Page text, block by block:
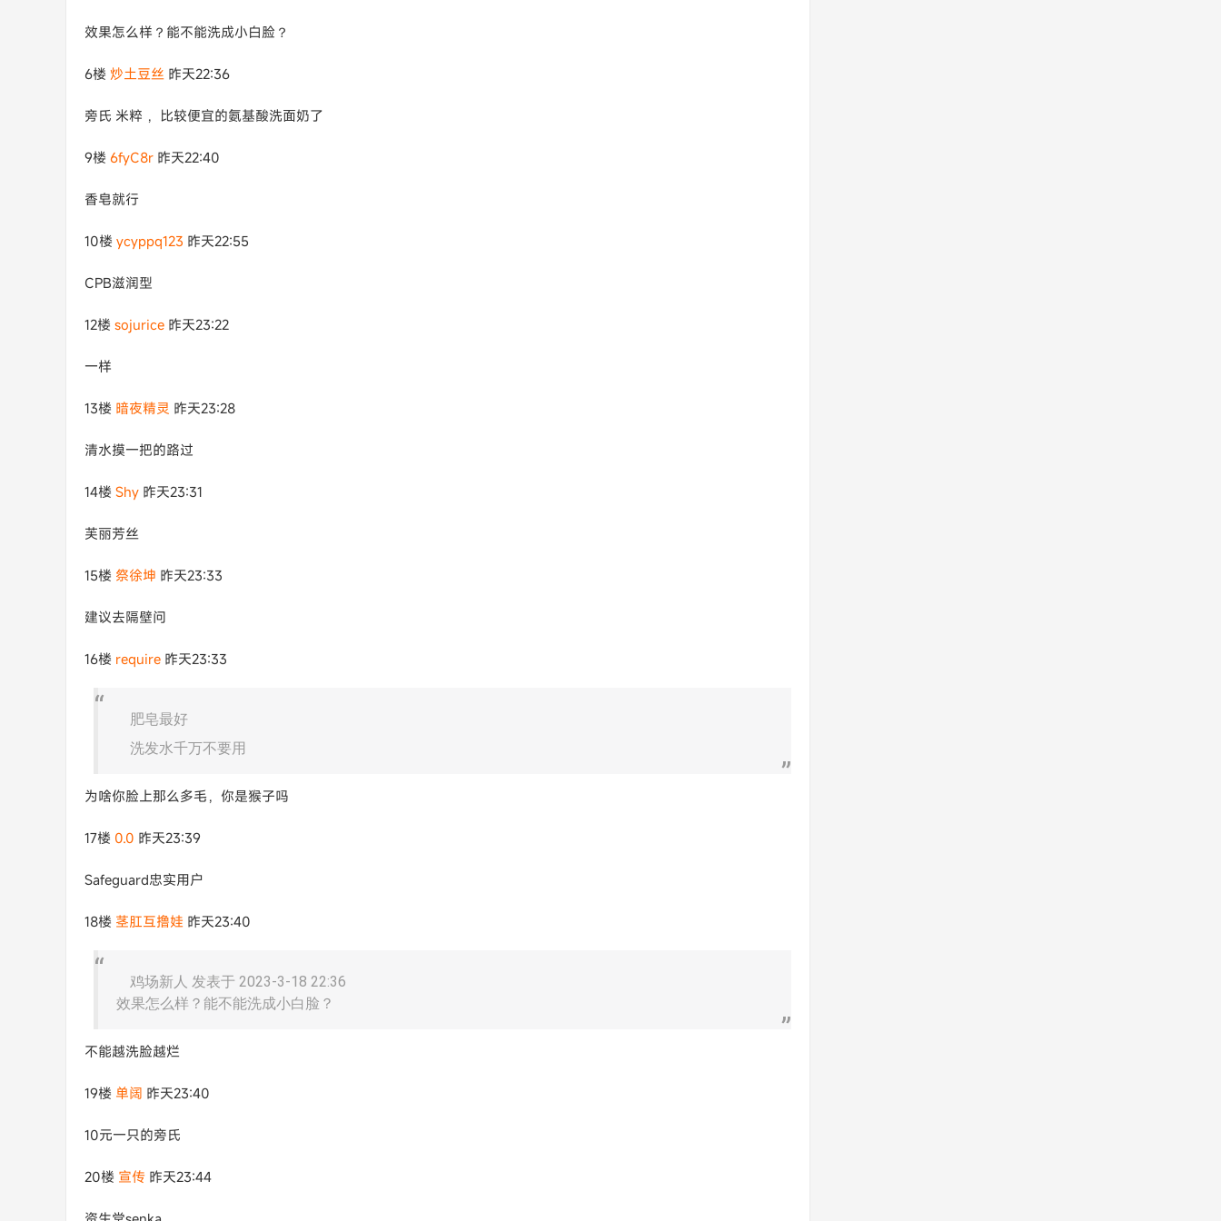
效果怎么样？能不能洗成小白脸？
6楼 炒土豆丝 昨天22:36
旁氏 米粹 ，比较便宜的氨基酸洗面奶了
9楼 6fyC8r 昨天22:40
香皂就行
10楼 ycyppq123 昨天22:55
CPB滋润型
12楼 sojurice 昨天23:22
一样
13楼 暗夜精灵 昨天23:28
清水摸一把的路过
14楼 Shy 昨天23:31
芙丽芳丝
15楼 祭徐坤 昨天23:33
建议去隔壁问
16楼 require 昨天23:33
肥皂最好
洗发水千万不要用
为啥你脸上那么多毛，你是猴子吗
17楼 0.0 昨天23:39
Safeguard忠实用户
18楼 茎肛互撸娃 昨天23:40
鸡场新人 发表于 2023-3-18 22:36
效果怎么样？能不能洗成小白脸？
不能越洗脸越烂
19楼 单阔 昨天23:40
10元一只的旁氏
20楼 宣传 昨天23:44